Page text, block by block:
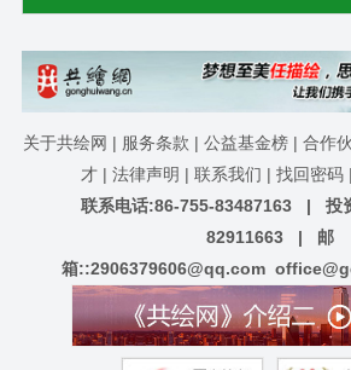
关于共绘网 | 服务条款 | 公益基金榜 | 合作
才 | 法律声明 | 联系我们 | 找回密码 |
联系电话:86-755-83487163 | 投
82911663 | 邮
箱::2906379606@qq.com